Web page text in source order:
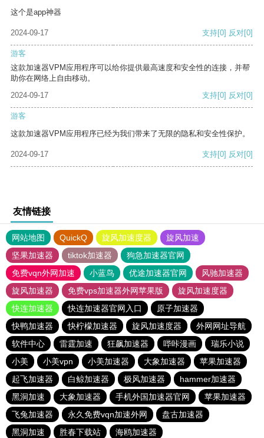
这个是app神器
2024-09-17 支持[0] 反对[0]
游客
这款加速器VPM应用程序可以给你提供最高速度和安全性的连接，并帮
助你在网络上自由移动。
2024-09-17
支持[0] 反对[0]
游客
这款加速器VPM应用程序已经为我们带来了无限的隐私和安全性保护。
2024-09-17 支持[0] 反对[0]
友情链接
网站地图 QuickQ 旋风加速度器
旋风加速
坚果加速器
tiktok加速器
狗急加速器官网
免费vqn外网加速
小蓝鸟 优途加速器官网
风驰加速器
旋风加速器
免费vps加速器外网苹果版
旋风加速度器
快连加速器
快连加速器官网入口
原子加速器
快鸭加速器
快柠檬加速器 旋风加速度器
外网网址导航
软件中心
雷霆加速 狂飙加速器 哔咔漫画
瑞乐小说
小美
小美vpn 小美加速器 大象加速器
苹果加速器
起飞加速器
白鲸加速器 极风加速器
hammer加速器
黑洞加速
大象加速器 手机外国加速器官网
苹果加速器
飞兔加速器
永久免费vqn加速外网
盘古加速器
黑洞加速
胜春下载站 海鸥加速器